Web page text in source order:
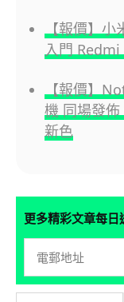
【報價】小
入門
【報價】
機 同場發
新色
更多精彩文章每日